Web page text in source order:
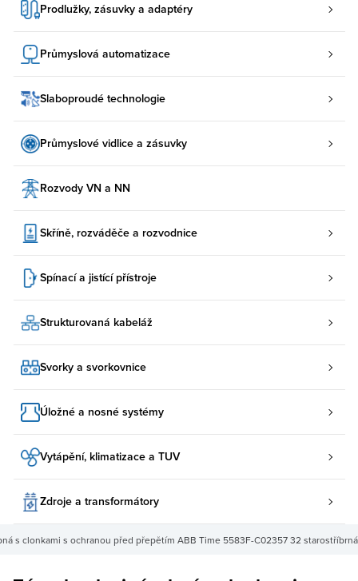
Prodlužky, zásuvky a adaptéry
Průmyslová automatizace
Slaboproudé technologie
Průmyslové vidlice a zásuvky
Rozvody VN a NN
Skříně, rozváděče a rozvodnice
Spínací a jistící přístroje
Strukturovaná kabeláž
Svorky a svorkovnice
Úložné a nosné systémy
Vytápění, klimatizace a TUV
Zdroje a transformátory
s clonkami s ochranou před přepětím ABB Time 5583F-C02357 32 starostříbrná